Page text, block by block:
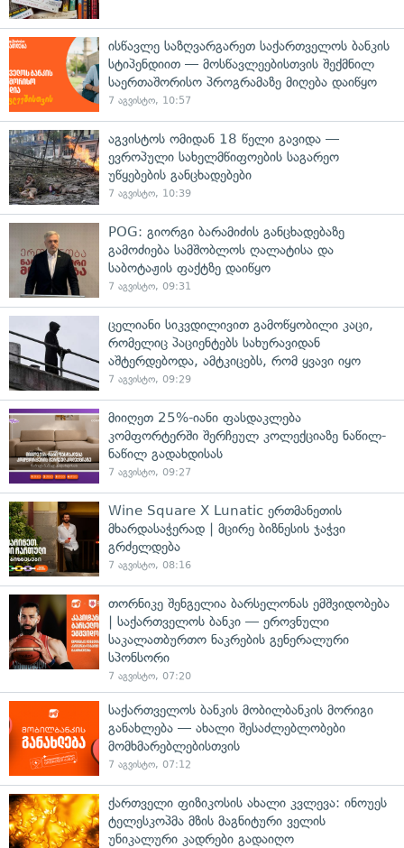
ისწავლე საზღვარგარეთ საქართველოს ბანკის
სტიპენდიით — მოსწავლეებისთვის შექმნილ
საერთაშორისო პროგრამაზე მიღება დაიწყო
7 აგვისტო, 10:57
აგვისტოს ომიდან 18 წელი გავიდა —
ევროპული სახელმწიფოების საგარეო
უწყებების განცხადებები
7 აგვისტო, 10:39
POG: გიორგი ბარამიძის განცხადებაზე
გამოძიება სამშობლოს ღალატისა და
საბოტაჟის ფაქტზე დაიწყო
7 აგვისტო, 09:31
ცელიანი სიკვდილივით გამოწყობილი კაცი,
რომელიც პაციენტებს სახურავიდან
აშტერდებოდა, ამტკიცებს, რომ ყვავი იყო
7 აგვისტო, 09:29
მიიღეთ 25%-იანი ფასდაკლება
კომფორტერში შერჩეულ კოლექციაზე ნაწილ-
ნაწილ გადახდისას
7 აგვისტო, 09:27
Wine Square X Lunatic ერთმანეთის
მხარდასაჭერად | მცირე ბიზნესის ჯაჭვი
გრძელდება
7 აგვისტო, 08:16
თორნიკე შენგელია ბარსელონას ემშვიდობება
| საქართველოს ბანკი — ეროვნული
საკალათბურთო ნაკრების გენერალური
სპონსორი
7 აგვისტო, 07:20
საქართველოს ბანკის მობილბანკის მორიგი
განახლება — ახალი შესაძლებლობები
მომხმარებლებისთვის
7 აგვისტო, 07:12
ქართველი ფიზიკოსის ახალი კვლევა: ინოუეს
ტელესკოპმა მზის მაგნიტური ველის
უნიკალური კადრები გადაიღო